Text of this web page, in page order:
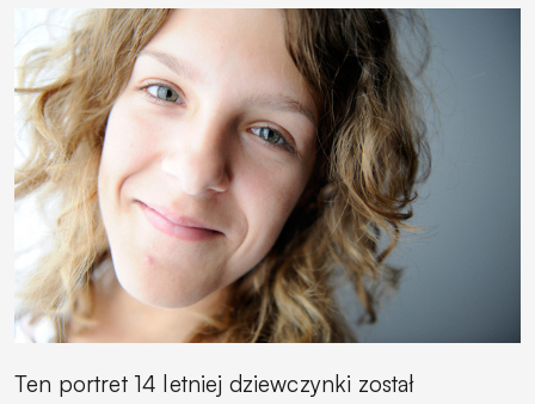
Ten portret 14 letniej dziewczynki został